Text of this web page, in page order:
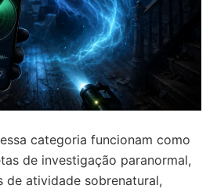
categoria funcionam como
de investigação paranormal,
de atividade sobrenatural,